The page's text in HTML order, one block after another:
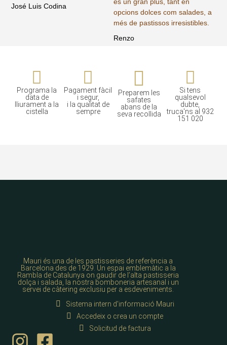
José Luis Codina
és un gran plus, tant en
opcions dolces com salades, a
més de pastissos irresistibles.
Renzo
Programa la
data de
lliurament a la
cistella
Pagament fàcil
i segur,
i la qualitat de
sempre
Preparem les
safates
abans de la
seva recollida
Si tens
qualsevol
dubte,
truca'ns al 932
151 020
Mauri és una de les pastisseries de referència a
Barcelona des de 1929. Un espai emblemàtic a la
Rambla de Catalunya on gaudir de l’alta pastisseria
dolça i salada, la nostra bomboneria artesanal i un
servei de càtering exclusiu per a esdeveniments.
Sistema intern d'informació Mauri
Accedeix o crea un compte
Solicitud de factura